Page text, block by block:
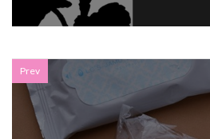
Prev